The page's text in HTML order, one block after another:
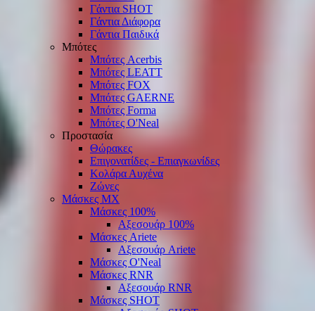
Γάντια SHOT
Γάντια Διάφορα
Γάντια Παιδικά
Μπότες
Μπότες Acerbis
Μπότες LEATT
Μπότες FOX
Μπότες GAERNE
Μπότες Forma
Μπότες O'Neal
Προστασία
Θώρακες
Επιγονατίδες - Επιαγκωνίδες
Κολάρα Αυχένα
Ζώνες
Μάσκες ΜΧ
Μάσκες 100%
Αξεσουάρ 100%
Μάσκες Ariete
Αξεσουάρ Ariete
Μάσκες O'Neal
Μάσκες RNR
Αξεσουάρ RNR
Μάσκες SHOT